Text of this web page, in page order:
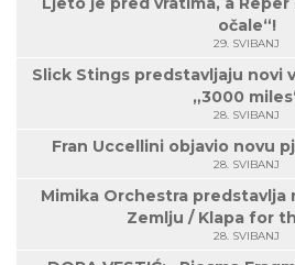
očale“!
29. SVIBANJ
Slick Stings predstavljaju novi
„3000
28. SVIBANJ
Fran Uccellini objavio novu
28. SVIBANJ
Mimika Orchestra predstavlja
Zemlju / Klapa for
28. SVIBANJ